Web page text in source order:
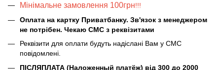
Мінімальне замовлення 100грн!!!
Оплата на картку Приватбанку. Зв'язок з менеджером
не потрібен. Чекаю СМС з реквізитами
Реквізити для оплати будуть надіслані Вам у СМС
повідомлені.
ПІСЛЯПЛАТА (Наложенный платёж) від 300 до 2000